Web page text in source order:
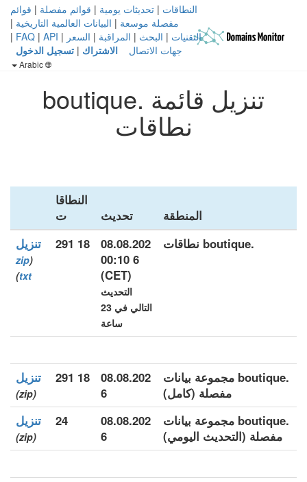
النطاقات | تحديثات يومية | قوائم مفصلة | قوائم
مفصلة موسعة | البيانات العالمية التاريخية |
التقنيات | البحث | المراقبة | السعر |
FAQ | API
|
جهات الاتصال
الاشتراك | تسجيل الدخول
تنزيل قائمة .boutique
نطاقات
المنطقة تحديث
النطاقا
ت
.boutique نطاقات
08.08.202
6 00:10
(CET)
التحديث
التالي في 23
ساعة
18 291 تنزيل
(
zip
txt
)
.boutique مجموعة بيانات
مفصلة (كامل)
08.08.202
6
18 291 تنزيل
(zip)
.boutique مجموعة بيانات
مفصلة (التحديث اليومي)
08.08.202
6
24 تنزيل
(zip)